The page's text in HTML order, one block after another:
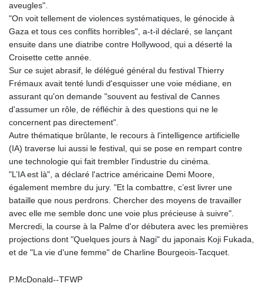
LTL 2.95274
LVL 0.60489
LYD 6.341738
MDL 17.337716
MGA
MKD 53.215413
2099.549369
MNT
MRU 40.080439
MUR 47.070378
MVR 15.450378
1728.841413
MXN 17.13645
aveugles".
"On voit tellement de violences systématiques, le génocide à
Gaza et tous ces conflits horribles", a-t-il déclaré, se lançant
ensuite dans une diatribe contre Hollywood, qui a déserté la
Croisette cette année.
Sur ce sujet abrasif, le délégué général du festival Thierry
Frémaux avait tenté lundi d'esquisser une voie médiane, en
assurant qu'on demande "souvent au festival de Cannes
d'assumer un rôle, de réfléchir à des questions qui ne le
concernent pas directement".
Autre thématique brûlante, le recours à l'intelligence artificielle
(IA) traverse lui aussi le festival, qui se pose en rempart contre
une technologie qui fait trembler l'industrie du cinéma.
"L’IA est là", a déclaré l'actrice américaine Demi Moore,
également membre du jury. "Et la combattre, c’est livrer une
bataille que nous perdrons. Chercher des moyens de travailler
avec elle me semble donc une voie plus précieuse à suivre".
Mercredi, la course à la Palme d'or débutera avec les premières
projections dont "Quelques jours à Nagi" du japonais Koji Fukada,
et de "La vie d'une femme" de Charline Bourgeois-Tacquet.
P.McDonald--TFWP